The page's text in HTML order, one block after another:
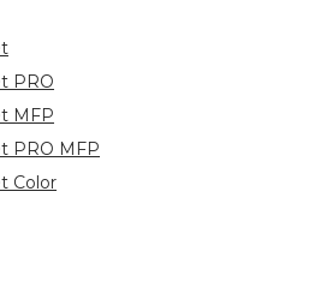
PRO
MFP
PRO MFP
Color